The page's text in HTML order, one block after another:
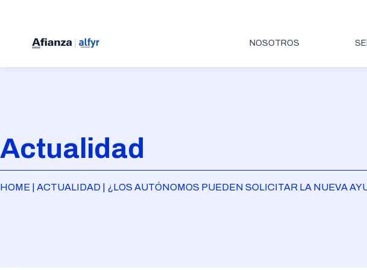
NOSOTROS
Actualidad
HOME | ACTUALIDAD | ¿LOS AUTÓNOMOS PUEDEN SOLICITAR LA NUEVA